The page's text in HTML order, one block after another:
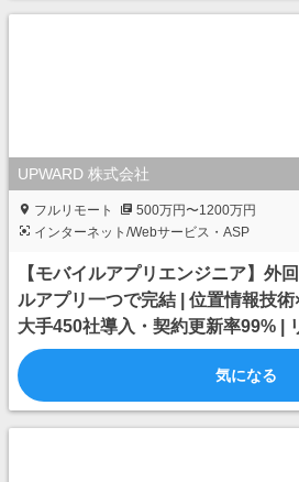
UPWARD 株式会社
フルリモート
500万円〜1200万円
インターネット/Webサービス・ASP
【モバイルアプリエンジニア】外
ルアプリ一つで完結 | 位置情報技術
大手450社導入・契約更新率99% |
気になる